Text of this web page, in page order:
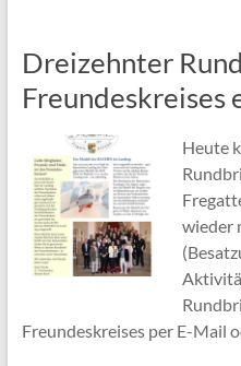
Dreizehnter
Freundeskreises
Heute
wieder
Freundeskreises per E-Mail